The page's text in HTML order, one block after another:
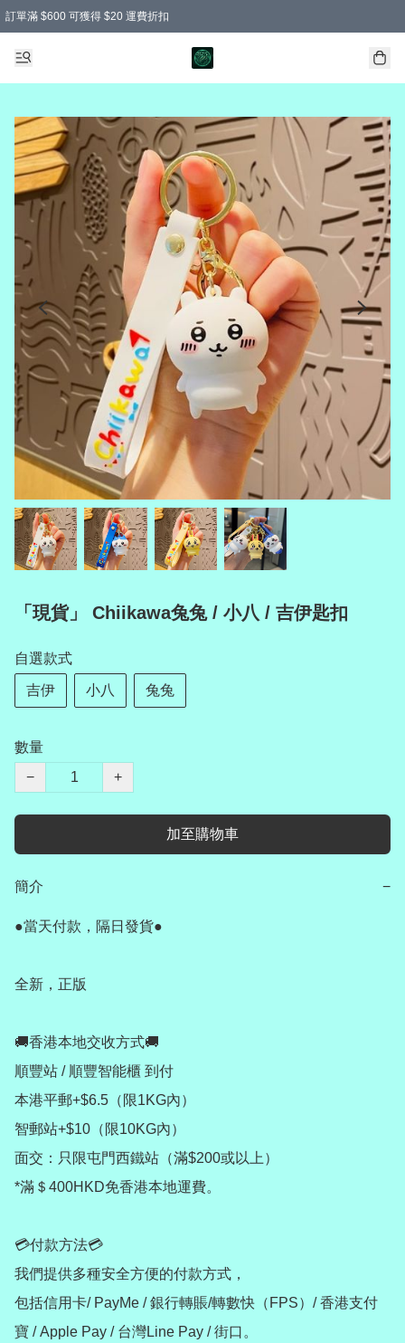
訂單滿 $600 可獲得 $20 運費折扣
「現貨」 Chiikawa兔兔 / 小八 / 吉伊匙扣
自選款式
吉伊 小八 兔兔
數量
−
+
加至購物車
簡介 −
●當天付款，隔日發貨●
全新，正版
🚚香港本地交收方式🚚
順豐站 / 順豐智能櫃 到付
本港平郵+$6.5（限1KG內）
智郵站+$10（限10KG內）
面交：只限屯門西鐵站（滿$200或以上）
*滿＄400HKD免香港本地運費。
💳付款方法💳
我們提供多種安全方便的付款方式，
包括信用卡/ PayMe / 銀行轉賬/轉數快（FPS）/ 香港支付
寶 / Apple Pay / 台灣Line Pay / 街口。